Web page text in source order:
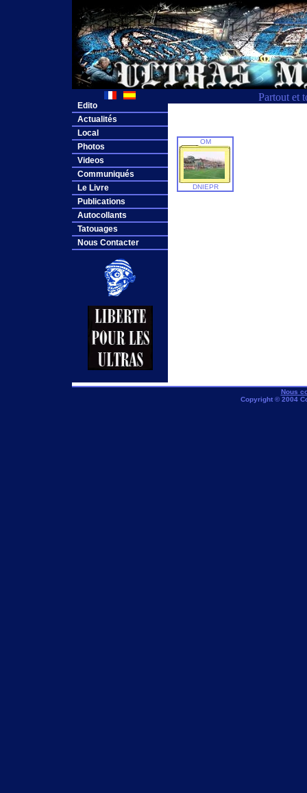
Partout et
Edito
Actualités
Local
Photos
Videos
Communiqués
Le Livre
Publications
Autocollants
Tatouages
Nous Contacter
OM
DNIEPR
Nous
Copyright © 2004